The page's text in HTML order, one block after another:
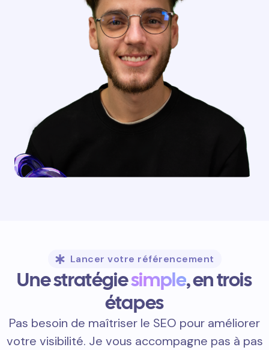
Lancer votre référencement
Une stratégiesimple, en trois
étapes
Pas besoin de maîtriser le SEO pour améliorer
votre visibilité. Je vous accompagne pas à pas